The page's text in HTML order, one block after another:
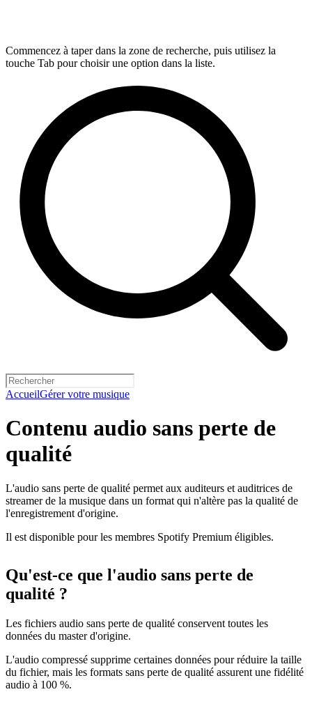
Commencez à taper dans la zone de recherche, puis utilisez la
touche Tab pour choisir une option dans la liste.
AccueilGérer votre musique
Contenu audio sans perte de
qualité
L'audio sans perte de qualité permet aux auditeurs et auditrices de
streamer de la musique dans un format qui n'altère pas la qualité de
l'enregistrement d'origine.
Il est disponible pour les membres Spotify Premium éligibles.
Qu'est-ce que l'audio sans perte de
qualité ?
Les fichiers audio sans perte de qualité conservent toutes les
données du master d'origine.
L'audio compressé supprime certaines données pour réduire la taille
du fichier, mais les formats sans perte de qualité assurent une fidélité
audio à 100 %.